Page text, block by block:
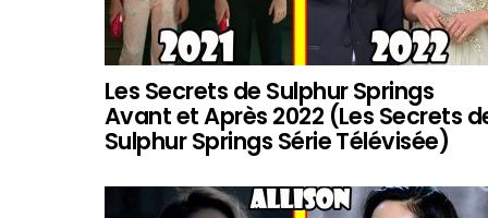
Les Secrets de Sulphur Springs
Avant et Après 2022 (Les Secrets
Sulphur Springs Série Télévisée)